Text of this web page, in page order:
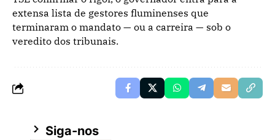
extensa lista de gestores fluminenses que
terminaram o mandato — ou a carreira — sob o
veredito dos tribunais.
Siga-nos